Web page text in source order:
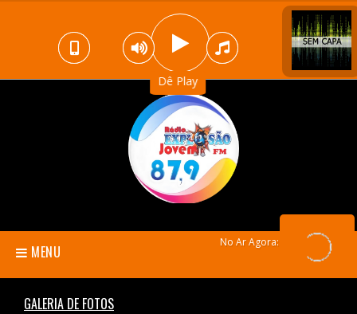
Dê Play
MENU
No Ar Agora:
GALERIA DE FOTOS